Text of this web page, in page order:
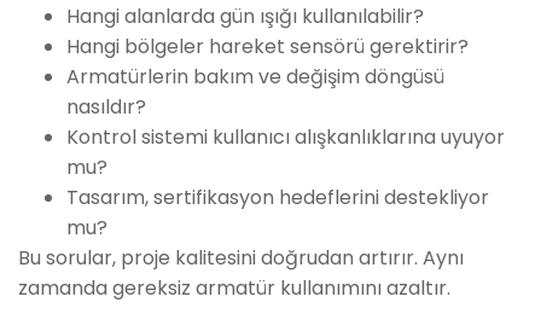
Hangi alanlarda gün ışığı kullanılabilir?
Hangi bölgeler hareket sensörü gerektirir?
Armatürlerin bakım ve değişim döngüsü
nasıldır?
Kontrol sistemi kullanıcı alışkanlıklarına uyuyor
mu?
Tasarım, sertifikasyon hedeflerini destekliyor
mu?
Bu sorular, proje kalitesini doğrudan artırır. Aynı
zamanda gereksiz armatür kullanımını azaltır.